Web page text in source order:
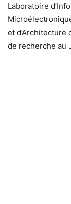
Laboratoire
et d’Architecture
de recherche au